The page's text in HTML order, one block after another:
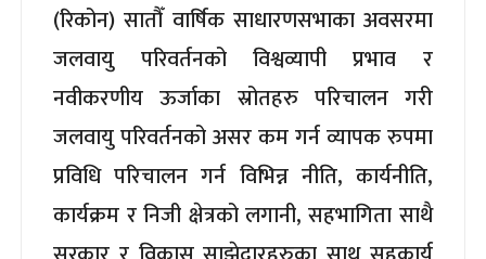
(रिकोन) सातौँ वार्षिक साधारणसभाका अवसरमा
जलवायु परिवर्तनको विश्वव्यापी प्रभाव र
नवीकरणीय ऊर्जाका स्रोतहरु परिचालन गरी
जलवायु परिवर्तनको असर कम गर्न व्यापक रुपमा
प्रविधि परिचालन गर्न विभिन्न नीति, कार्यनीति,
कार्यक्रम र निजी क्षेत्रको लगानी, सहभागिता साथै